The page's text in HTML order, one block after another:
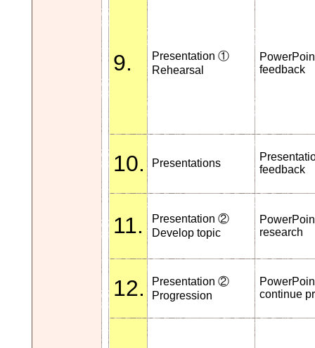
9.
Presentation ①
Rehearsal
feedback
10. Presentations
feedback
11.
Presentation ②
Develop topic
research
12.
Presentation ②
Progression
continue